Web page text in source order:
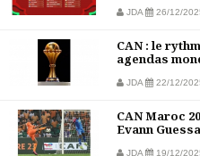
JDA 26/12/
CAN : le
agendas
JDA 22/12/
CAN Maroc
Evann
JDA 19/12/